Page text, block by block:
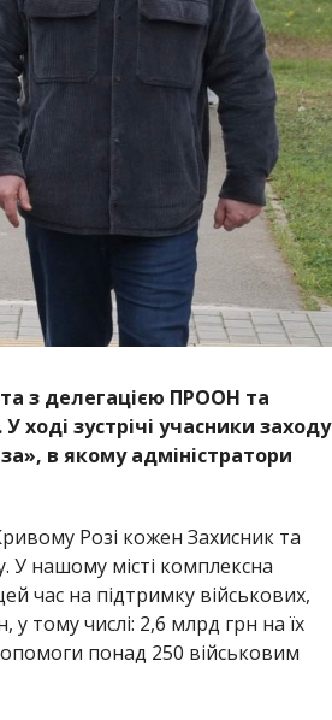
з делегацією ПРООН та
ході зустрічі учасники заходу
в якому адміністратори
Розі кожен Захисник та
У нашому місті комплексна
час на підтримку військових,
тому числі: 2,6 млрд грн на їх
понад 250 військовим